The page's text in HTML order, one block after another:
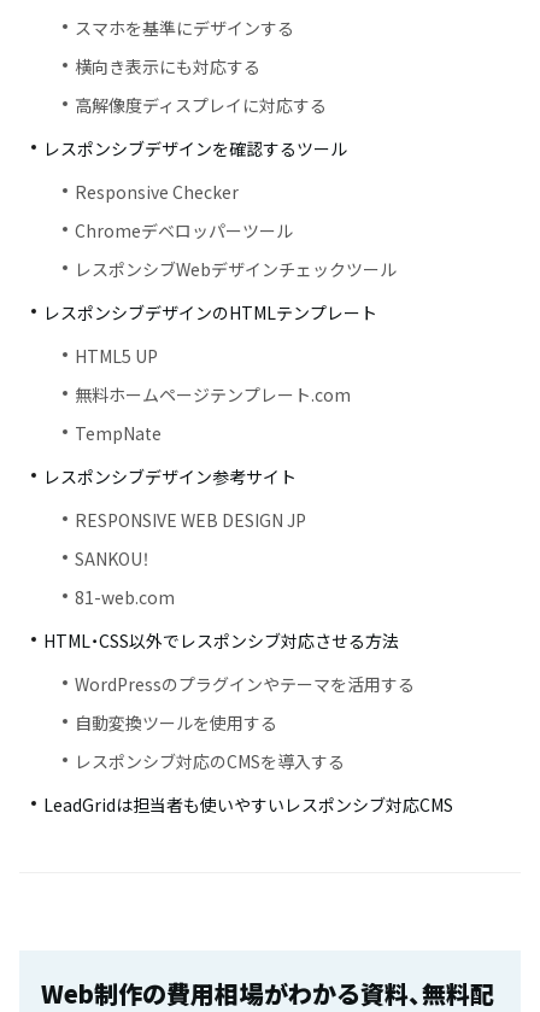
スマホを基準にデザインする
横向き表示にも対応する
高解像度ディスプレイに対応する
レスポンシブデザインを確認するツール
Responsive Checker
Chromeデベロッパーツール
レスポンシブWebデザインチェックツール
レスポンシブデザインのHTMLテンプレート
HTML5 UP
無料ホームページテンプレート.com
TempNate
レスポンシブデザイン参考サイト
RESPONSIVE WEB DESIGN JP
SANKOU！
81-web.com
HTML・CSS以外でレスポンシブ対応させる方法
WordPressのプラグインやテーマを活用する
自動変換ツールを使用する
レスポンシブ対応のCMSを導入する
LeadGridは担当者も使いやすいレスポンシブ対応CMS
Web制作の費用相場がわかる資料、無料配